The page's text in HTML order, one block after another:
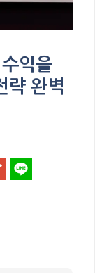
익을
략 완벽